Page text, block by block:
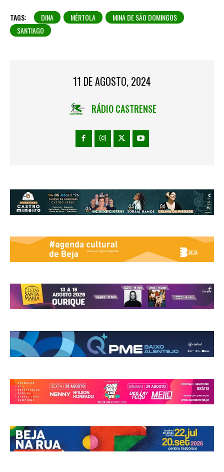
TAGS: DINA MÉRTOLA
MINA DE SÃO DOMINGOS
SANTIAGO
11 DE AGOSTO, 2024
RÁDIO CASTRENSE